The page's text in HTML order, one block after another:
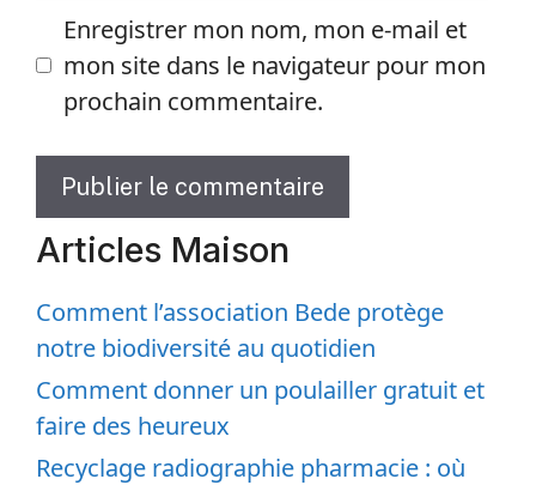
Enregistrer mon nom, mon e-mail et
mon site dans le navigateur pour mon
prochain commentaire.
Articles Maison
Comment l’association Bede protège
notre biodiversité au quotidien
Comment donner un poulailler gratuit et
faire des heureux
Recyclage radiographie pharmacie : où